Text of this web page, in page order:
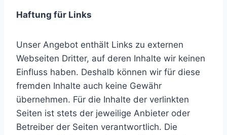
Haftung für Links
Unser Angebot enthält Links zu externen
Webseiten Dritter, auf deren Inhalte wir keinen
Einfluss haben. Deshalb können wir für diese
fremden Inhalte auch keine Gewähr
übernehmen. Für die Inhalte der verlinkten
Seiten ist stets der jeweilige Anbieter oder
Betreiber der Seiten verantwortlich. Die